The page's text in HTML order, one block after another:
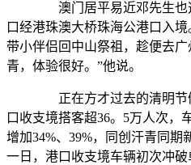
澳门居平易近邓先生也
口经港珠澳大桥珠海公港口入
带小伴侣回中山祭祖，趁便去
青，体验很好。”他说。
正在方才过去的清明节
口收支境搭客超36。5万人次，
增加34%、39%，同创汗青同期
一日，港口收支境车辆初次冲